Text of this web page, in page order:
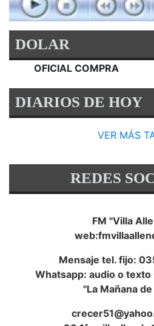
DOLAR
OFICIAL COMPRA
DIARIOS DE HOY
VER MÁS
REDES
FM "Villa
Mensaje tel. fijo:
Whatsapp: audio o
"La Mañana